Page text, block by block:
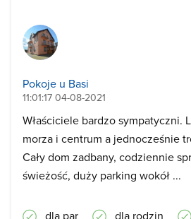
Pokoje u Basi
11:01:17 04-08-2021
Właściciele bardzo sympatyczni.
morza i centrum a jednocześnie
Cały dom zadbany, codziennie
świeżość, duży parking wokół ...
dla par
dla rodzin